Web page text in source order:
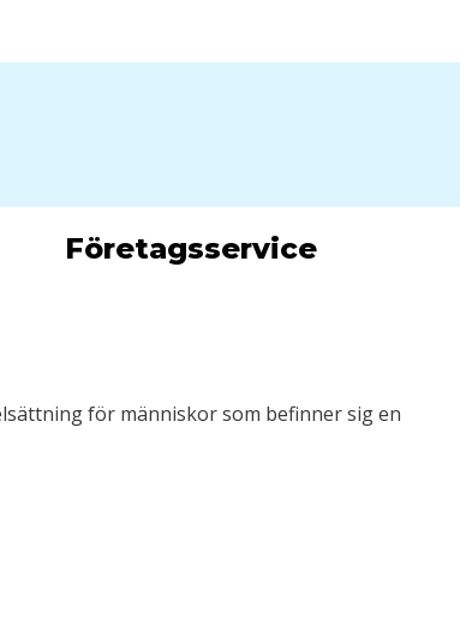
Företagsservice
för människor som befinner sig en